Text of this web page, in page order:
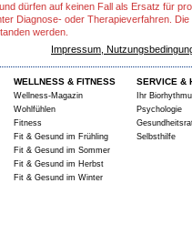
dürfen auf keinen Fall als Ersatz für
Diagnose- oder Therapieverfahren.
werden.
Impressum,
WELLNESS & FITNESS
Wellness-Magazin
Wohlfühlen
Fitness
Fit & Gesund im Frühling
Fit & Gesund im Sommer
Fit & Gesund im Herbst
Fit & Gesund im Winter
SERVICE &
Ihr
Psychologie
Selbsthilfe